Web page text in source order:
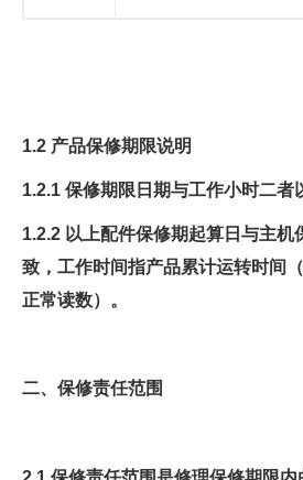
1.2 产品保修期限说明
1.2.1 保修期限日期与工作小时二者
1.2.2 以上配件保修期起算日与主机
致，工作时间指产品累计运转时间
正常读数）。
二、 保修责任范围